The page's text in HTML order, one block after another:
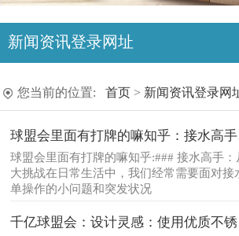
新闻资讯登录网址
您当前的位置: 首页 > 新闻资讯登录网
球盟
球盟会里面有打牌的嘛知乎:### 接水高手：
大挑战在日常生活中，我们经常需要面对接
单操作的小问题和突发状况